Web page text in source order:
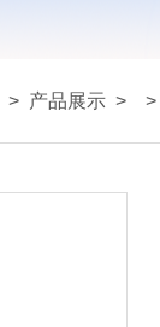
> 产品展示 > >